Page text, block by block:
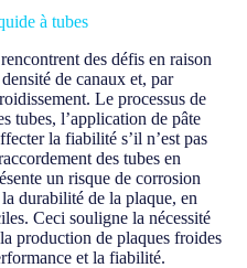
à tubes
des défis en raison
de canaux et, par
Le processus de
tubes, l’application de pâte
la fiabilité s’il n’est pas
des tubes en
un risque de corrosion
durabilité de la plaque, en
Ceci souligne la nécessité
production de plaques froides
et la fiabilité.